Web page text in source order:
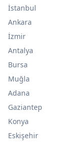
İstanbul
Ankara
İzmir
Antalya
Bursa
Muğla
Adana
Gaziantep
Konya
Eskişehir